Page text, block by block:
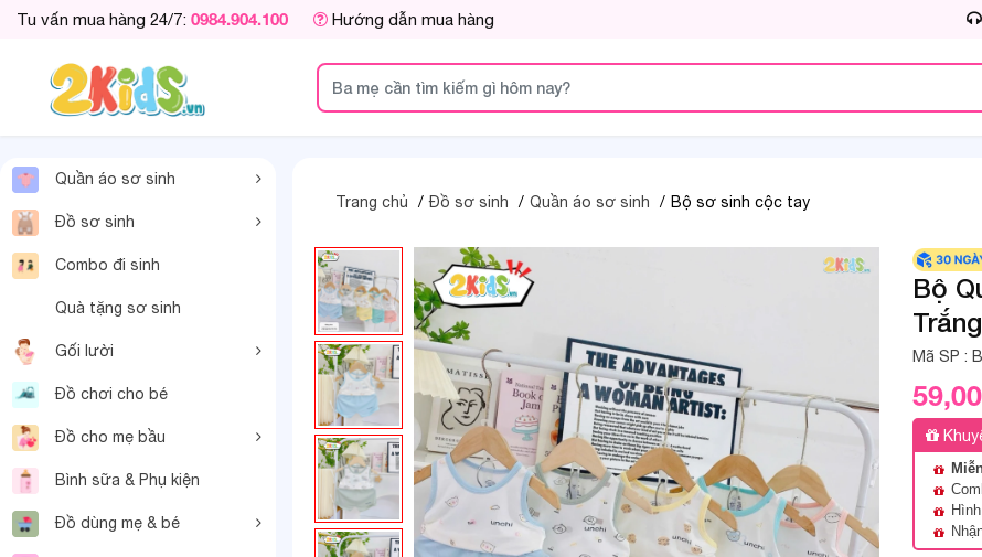
Tu vấn mua hàng 24/7: 0984.904.100 Hướng dẫn mua hàng
Quần áo sơ sinh
Đồ sơ sinh
Combo đi sinh
Quà tặng sơ sinh
Gối lười
Đồ chơi cho bé
Đồ cho mẹ bầu
Bình sữa & Phụ kiện
Đồ dùng mẹ & bé
Trang chủ Đồ sơ sinh Quần áo sơ sinh Bộ sơ sinh cộc tay
Bộ
Mã SP :